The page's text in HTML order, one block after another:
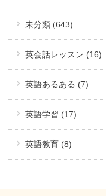
未分類 (643)
英会話レッスン (16)
英語あるある (7)
英語学習 (17)
英語教育 (8)